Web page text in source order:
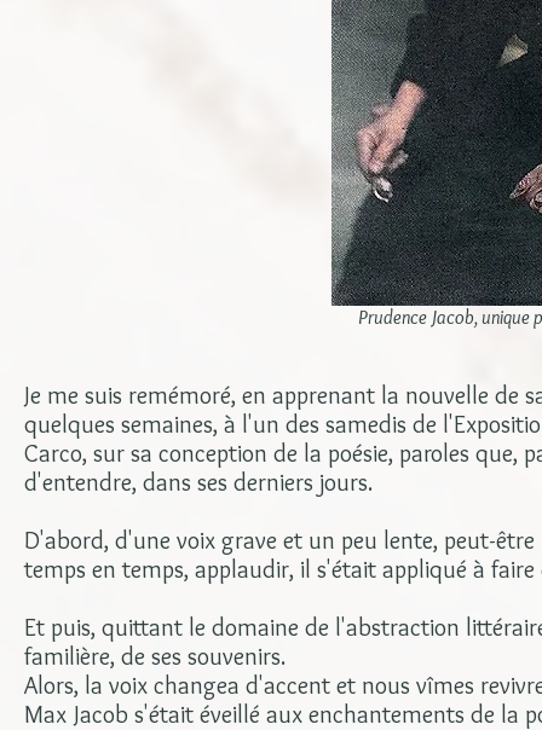
Prudence Jacob, unique
Je me suis remémoré, en apprenant la nouvelle de
quelques semaines, à l'un des samedis de
Carco, sur sa conception de la poésie, paroles que,
d'entendre, dans ses derniers jours.
D'abord, d'une voix grave et un peu lente, peut-
temps en temps, applaudir, il s'était appliqué à
Et puis, quittant le domaine de l'abstraction
familière, de ses souvenirs.
Alors, la voix changea d'accent et nous vîmes
Max Jacob s'était éveillé aux enchantements de la